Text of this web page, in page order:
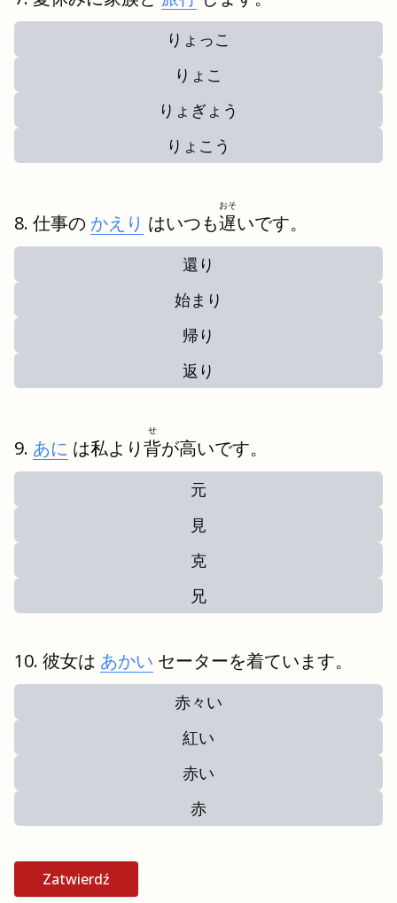
りょっこ
りょこ
りょぎょう
りょこう
仕事の かえり はいつも遅
おそ
いです。
還り
始まり
帰り
返り
あに は私より背
せ
が高いです。
元
見
克
兄
彼女は あかい セーターを着ています。
赤々い
紅い
赤い
赤
Zatwierdź